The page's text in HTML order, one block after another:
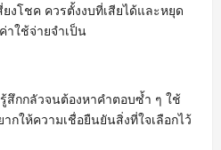
งโชค ควรตั้งงบที่เสียได้และหยุด
าใช้จ่ายจำเป็น
กกลัวจนต้องหาคำตอบซ้ำ ๆ ใช้
กให้ความเชื่อยืนยันสิ่งที่ใจเลือกไว้